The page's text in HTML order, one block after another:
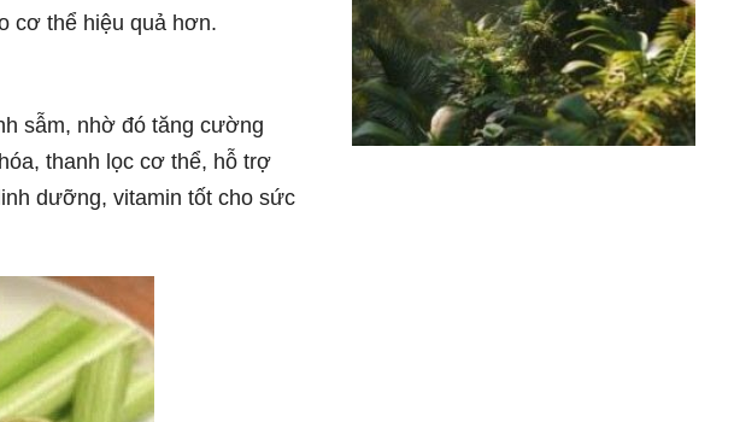
cơ thể hiệu quả hơn.
sẫm, nhờ đó tăng cường
thanh lọc cơ thể, hỗ trợ
dưỡng, vitamin tốt cho sức